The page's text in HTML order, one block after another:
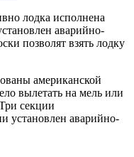
лодка исполнена
аварийно-
позволят взять лодку
американской
вылетать на мель или
секции
установлен аварийно-